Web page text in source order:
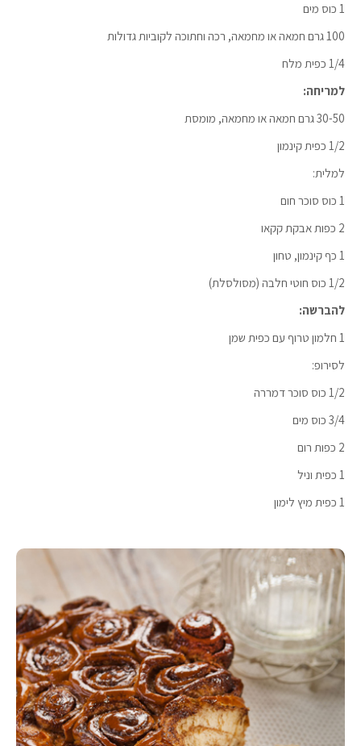
1 כוס מים
100 גרם חמאה או מחמאה, רכה וחתוכה לקוביות גדולות
1/4 כפית מלח
למריחה:
30-50 גרם חמאה או מחמאה, מומסת
1/2 כפית קינמון
למלית:
1 כוס סוכר חום
2 כפות אבקת קקאו
1 כף קינמון, טחון
1/2 כוס חוטי חלבה (מסולסלת)
להברשה:
1 חלמון טרוף עם כפית שמן
לסירופ:
1/2 כוס סוכר דמררה
3/4 כוס מים
2 כפות רום
1 כפית וניל
1 כפית מיץ לימון